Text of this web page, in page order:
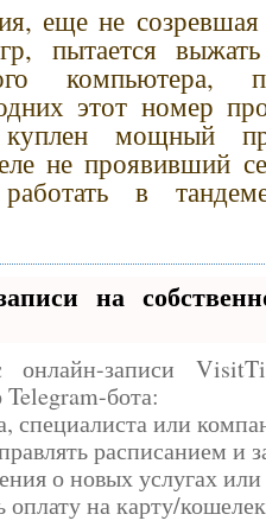
еще не
пытается
компьютера,
этот номер
мощный
не проявивший
в
на
онлайн-записи
Telegram-бота:
специалиста или
расписанием и
о новых услугах
на карту/